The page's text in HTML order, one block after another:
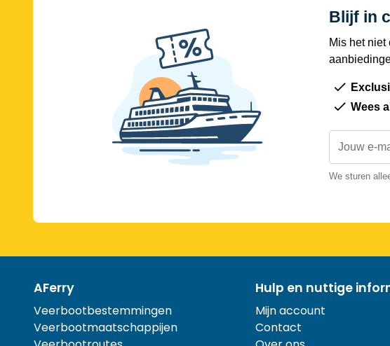
Blijf in
Mis het
Wees
We sturen
AFerry
Veerbootbestemmingen
Veerbootmaatschappijen
Hulp en nuttige
Mijn account
Contact